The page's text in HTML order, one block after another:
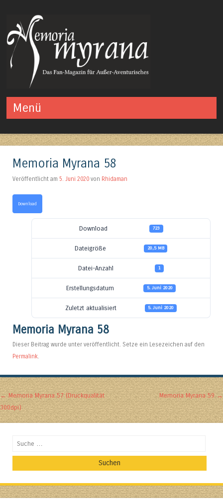
Menü
Memoria Myrana 58
Veröffentlicht am 5. Juni 2020 von Rhidaman
Download
Download 723
Dateigröße 20,5 MB
Datei-Anzahl 1
Erstellungsdatum 5. Juni 2020
Zuletzt aktualisiert 5. Juni 2020
Memoria Myrana 58
Dieser Beitrag wurde unter veröffentlicht. Setze ein Lesezeichen auf den
Permalink.
Artikel-Navigation
←Memoria Myrana 57 (Druckqualität
300dpi)
Memoria Myrana 59→
Suchen